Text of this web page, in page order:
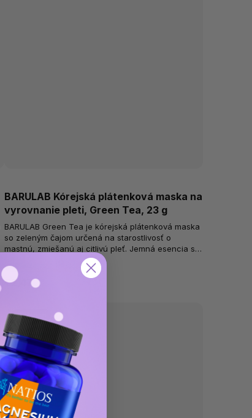
BARULAB Kórejská plátenková maska na
vyrovnanie pleti, Green Tea, 23 g
Skladom
€2,47
BARULAB Green Tea je kórejská plátenková maska
so zeleným čajom určená na starostlivosť o
mastnú, zmiešanú aj citlivú pleť. Jemná esencia s
extraktom zo zeleného čaju pomáha...
🌱 Vegan